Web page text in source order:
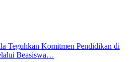
Teguhkan Komitmen Pendidikan di
Beasiswa…